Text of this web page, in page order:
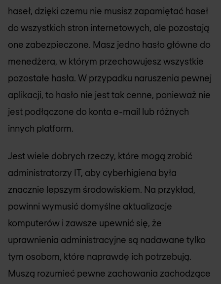
haseł, dzięki czemu nie musisz zapamiętać haseł
do wszystkich stron internetowych, ale pozostają
one zabezpieczone. Masz jedno hasło główne do
menedżera, w którym przechowujesz wszystkie
pozostałe hasła. W przypadku naruszenia pewnej
aplikacji, to hasło nie jest tak cenne, ponieważ nie
jest podłączone do konta e-mail lub różnych
innych platform.
Jest wiele dobrych rzeczy, które mogą zrobić
administratorzy IT, aby cyberhigiena była
znacznie lepszym środowiskiem. Na przykład,
powinni wymusić domyślne aktualizacje
komputerów i zawsze upewnić się, że
uprawnienia administracyjne są nadawane tylko
tym osobom, które naprawdę ich potrzebują.
Muszą rozumieć pewne zachowania zachodzące